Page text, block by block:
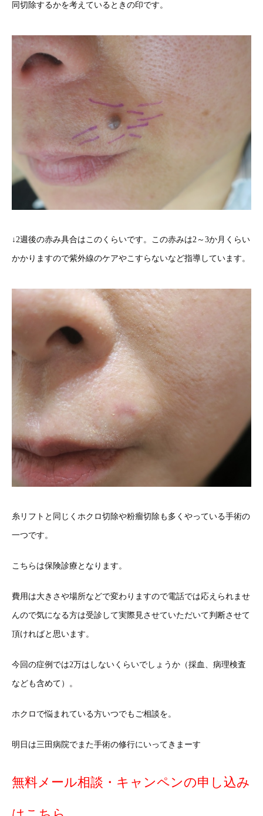
同切除するかを考えているときの印です。
↓2週後の赤み具合はこのくらいです。この赤みは2～3か月くらい
かかりますので紫外線のケアやこすらないなど指導しています。
糸リフトと同じくホクロ切除や粉瘤切除も多くやっている手術の
一つです。
こちらは保険診療となります。
費用は大きさや場所などで変わりますので電話では応えられませ
んので気になる方は受診して実際見させていただいて判断させて
頂ければと思います。
今回の症例では2万はしないくらいでしょうか（採血、病理検査
なども含めて）。
ホクロで悩まれている方いつでもご相談を。
明日は三田病院でまた手術の修行にいってきまーす
無料メール相談・キャンペンの申し込み